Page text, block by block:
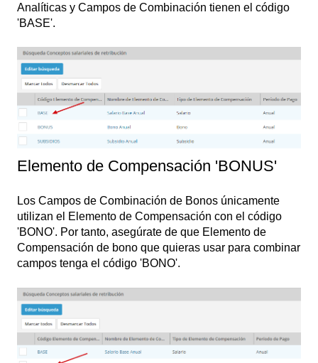
Analíticas y Campos de Combinación tienen el código
'BASE'.
Elemento de Compensación 'BONUS'
Los Campos de Combinación de Bonos únicamente
utilizan el Elemento de Compensación con el código
'BONO'. Por tanto, asegúrate de que Elemento de
Compensación de bono que quieras usar para combinar
campos tenga el código 'BONO'.